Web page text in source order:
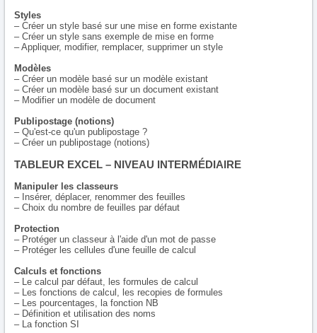
Styles
– Créer un style basé sur une mise en forme existante
– Créer un style sans exemple de mise en forme
– Appliquer, modifier, remplacer, supprimer un style
Modèles
– Créer un modèle basé sur un modèle existant
– Créer un modèle basé sur un document existant
– Modifier un modèle de document
Publipostage (notions)
– Qu'est-ce qu'un publipostage ?
– Créer un publipostage (notions)
TABLEUR EXCEL – NIVEAU INTERMÉDIAIRE
Manipuler les classeurs
– Insérer, déplacer, renommer des feuilles
– Choix du nombre de feuilles par défaut
Protection
– Protéger un classeur à l'aide d'un mot de passe
– Protéger les cellules d'une feuille de calcul
Calculs et fonctions
– Le calcul par défaut, les formules de calcul
– Les fonctions de calcul, les recopies de formules
– Les pourcentages, la fonction NB
– Définition et utilisation des noms
– La fonction SI